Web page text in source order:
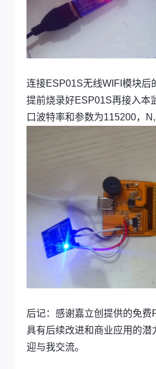
连接ESP01S无线WIFI模块后
提前烧录好ESP01S再接入本
口波特率和参数为115200，
后记：感谢嘉立创提供的免费
具有后续改进和商业应用的潜
迎与我交流。